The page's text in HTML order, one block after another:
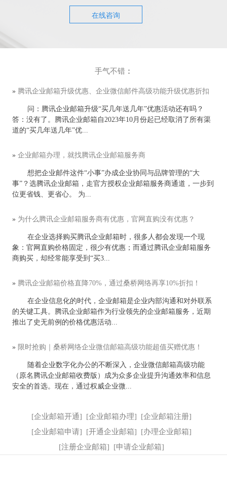
在线咨询
手气不错：
» 腾讯企业邮箱升级优惠、企业微信邮件高级功能升级优惠折扣
问：腾讯企业邮箱升级“买几年送几年”优惠活动还有吗？
答：没有了。腾讯企业邮箱自2023年10月份起已经取消了所有渠
道的“买几年送几年”优...
» 企业邮箱办理，就找腾讯企业邮箱服务商
想把企业邮件这件“小事”办成企业协同与品牌管理的“大
事”？选腾讯企业邮箱，走官方授权企业邮箱服务商通道，一步到
位更省钱、更省心。 为...
» 为什么腾讯企业邮箱服务商有优惠，官网直购没有优惠？
在企业选择购买腾讯企业邮箱时，很多人都会发现一个现
象：官网直购价格固定，很少有优惠；而通过腾讯企业邮箱服务
商购买，却经常能享受到“买3...
» 腾讯企业邮箱价格直降70%，通过桑桥网络再享10%折扣！
在企业信息化的时代，企业邮箱是企业内部沟通和对外联系
的关键工具。腾讯企业邮箱作为行业领先的企业邮箱服务，近期
推出了史无前例的价格优惠活动...
» 限时抢购｜桑桥网络企业微信邮箱高级功能超值买赠优惠！
随着企业数字化办公的不断深入，企业微信邮箱高级功能
（原名腾讯企业邮箱收费版）成为众多企业提升沟通效率和信息
安全的首选。现在，通过权威企业微...
[企业邮箱开通] [企业邮箱办理] [企业邮箱注册]
[企业邮箱申请] [开通企业邮箱] [办理企业邮箱]
[注册企业邮箱] [申请企业邮箱]